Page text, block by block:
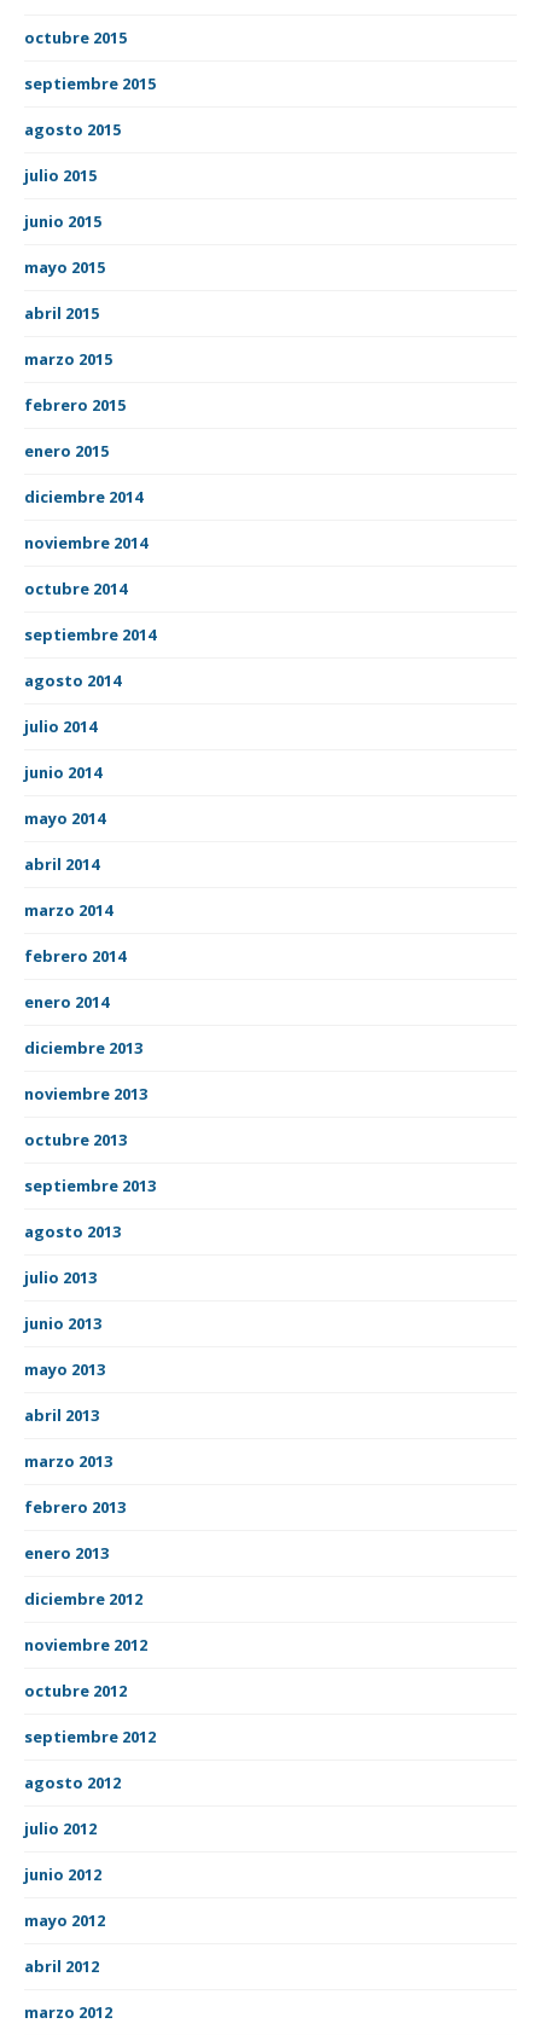
octubre 2015
septiembre 2015
agosto 2015
julio 2015
junio 2015
mayo 2015
abril 2015
marzo 2015
febrero 2015
enero 2015
diciembre 2014
noviembre 2014
octubre 2014
septiembre 2014
agosto 2014
julio 2014
junio 2014
mayo 2014
abril 2014
marzo 2014
febrero 2014
enero 2014
diciembre 2013
noviembre 2013
octubre 2013
septiembre 2013
agosto 2013
julio 2013
junio 2013
mayo 2013
abril 2013
marzo 2013
febrero 2013
enero 2013
diciembre 2012
noviembre 2012
octubre 2012
septiembre 2012
agosto 2012
julio 2012
junio 2012
mayo 2012
abril 2012
marzo 2012